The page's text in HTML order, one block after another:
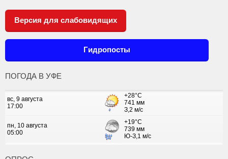
Версия для слабовидящих
Гидропосты
ПОГОДА В УФЕ